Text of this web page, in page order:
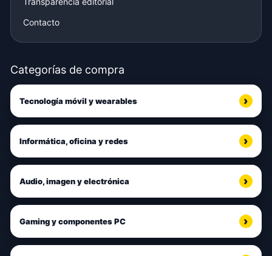
Contacto
Categorías de compra
Tecnología móvil y wearables
Informática, oficina y redes
Audio, imagen y electrónica
Gaming y componentes PC